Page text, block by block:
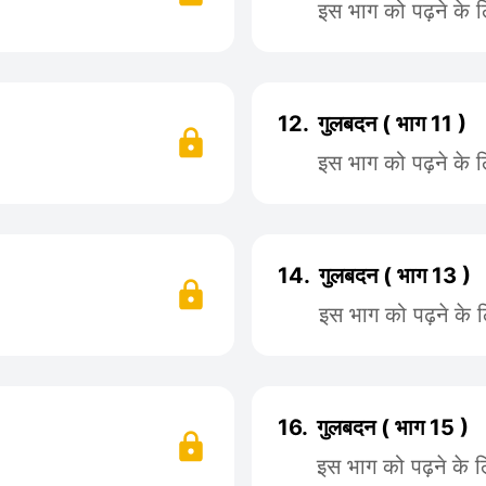
इस भाग को पढ़ने के
12. गुलबदन ( भाग 11 )
इस भाग को पढ़ने के
14. गुलबदन ( भाग 13 )
इस भाग को पढ़ने के
16. गुलबदन ( भाग 15 )
इस भाग को पढ़ने के